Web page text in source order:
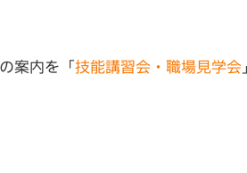
案内を「技能講習会・職場見学会